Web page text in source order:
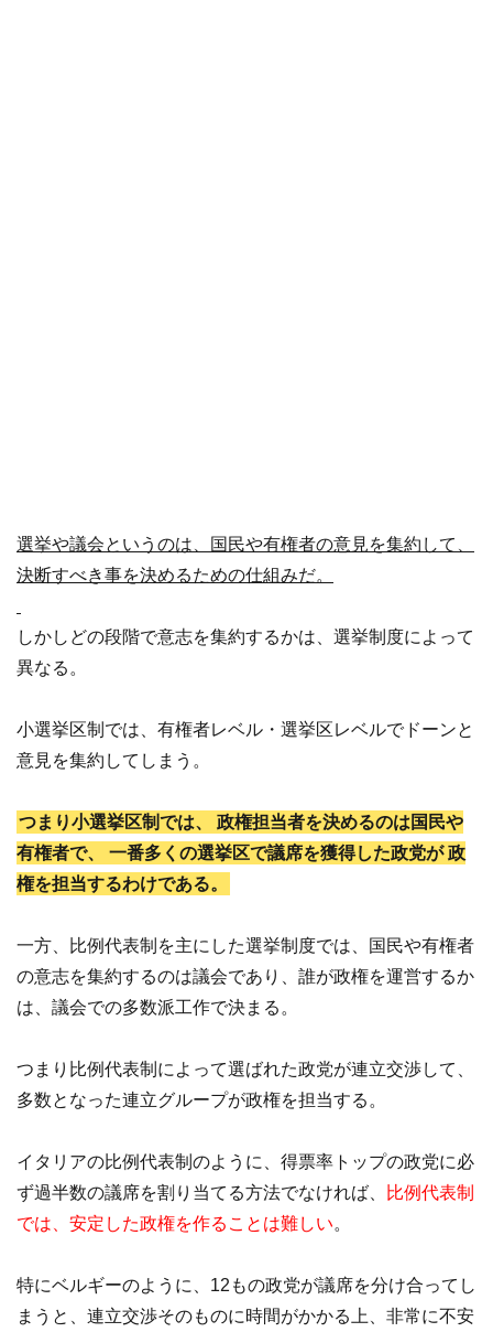
選挙や議会というのは、
国民や有権者の意見を集約して、
決断すべき事を決めるための仕組みだ。
しかしどの段階で意志を集約するかは、選挙制度によって
異なる。
小選挙区制では、有権者レベル・選挙区レベルでドーンと
意見を集約してしまう。
つまり小選挙区制では、
政権担当者を決めるのは国民や
有権者で、
一番多くの選挙区で議席を獲得した政党が 政
権を担当するわけである。
一方、比例代表制を主にした選挙制度では、国民や有権者
の意志を集約するのは議会であり、誰が政権を運営するか
は、議会での多数派工作で決まる。
つまり比例代表制によって選ばれた政党が連立交渉して、
多数となった連立グループが政権を担当する。
イタリアの比例代表制のように、得票率トップの政党に必
ず過半数の議席を割り当てる方法でなければ、
比例代表制
では、安定した政権を作ることは難しい。
特にベルギーのように、12もの政党が議席を分け合ってし
まうと、連立交渉そのものに時間がかかる上、非常に不安